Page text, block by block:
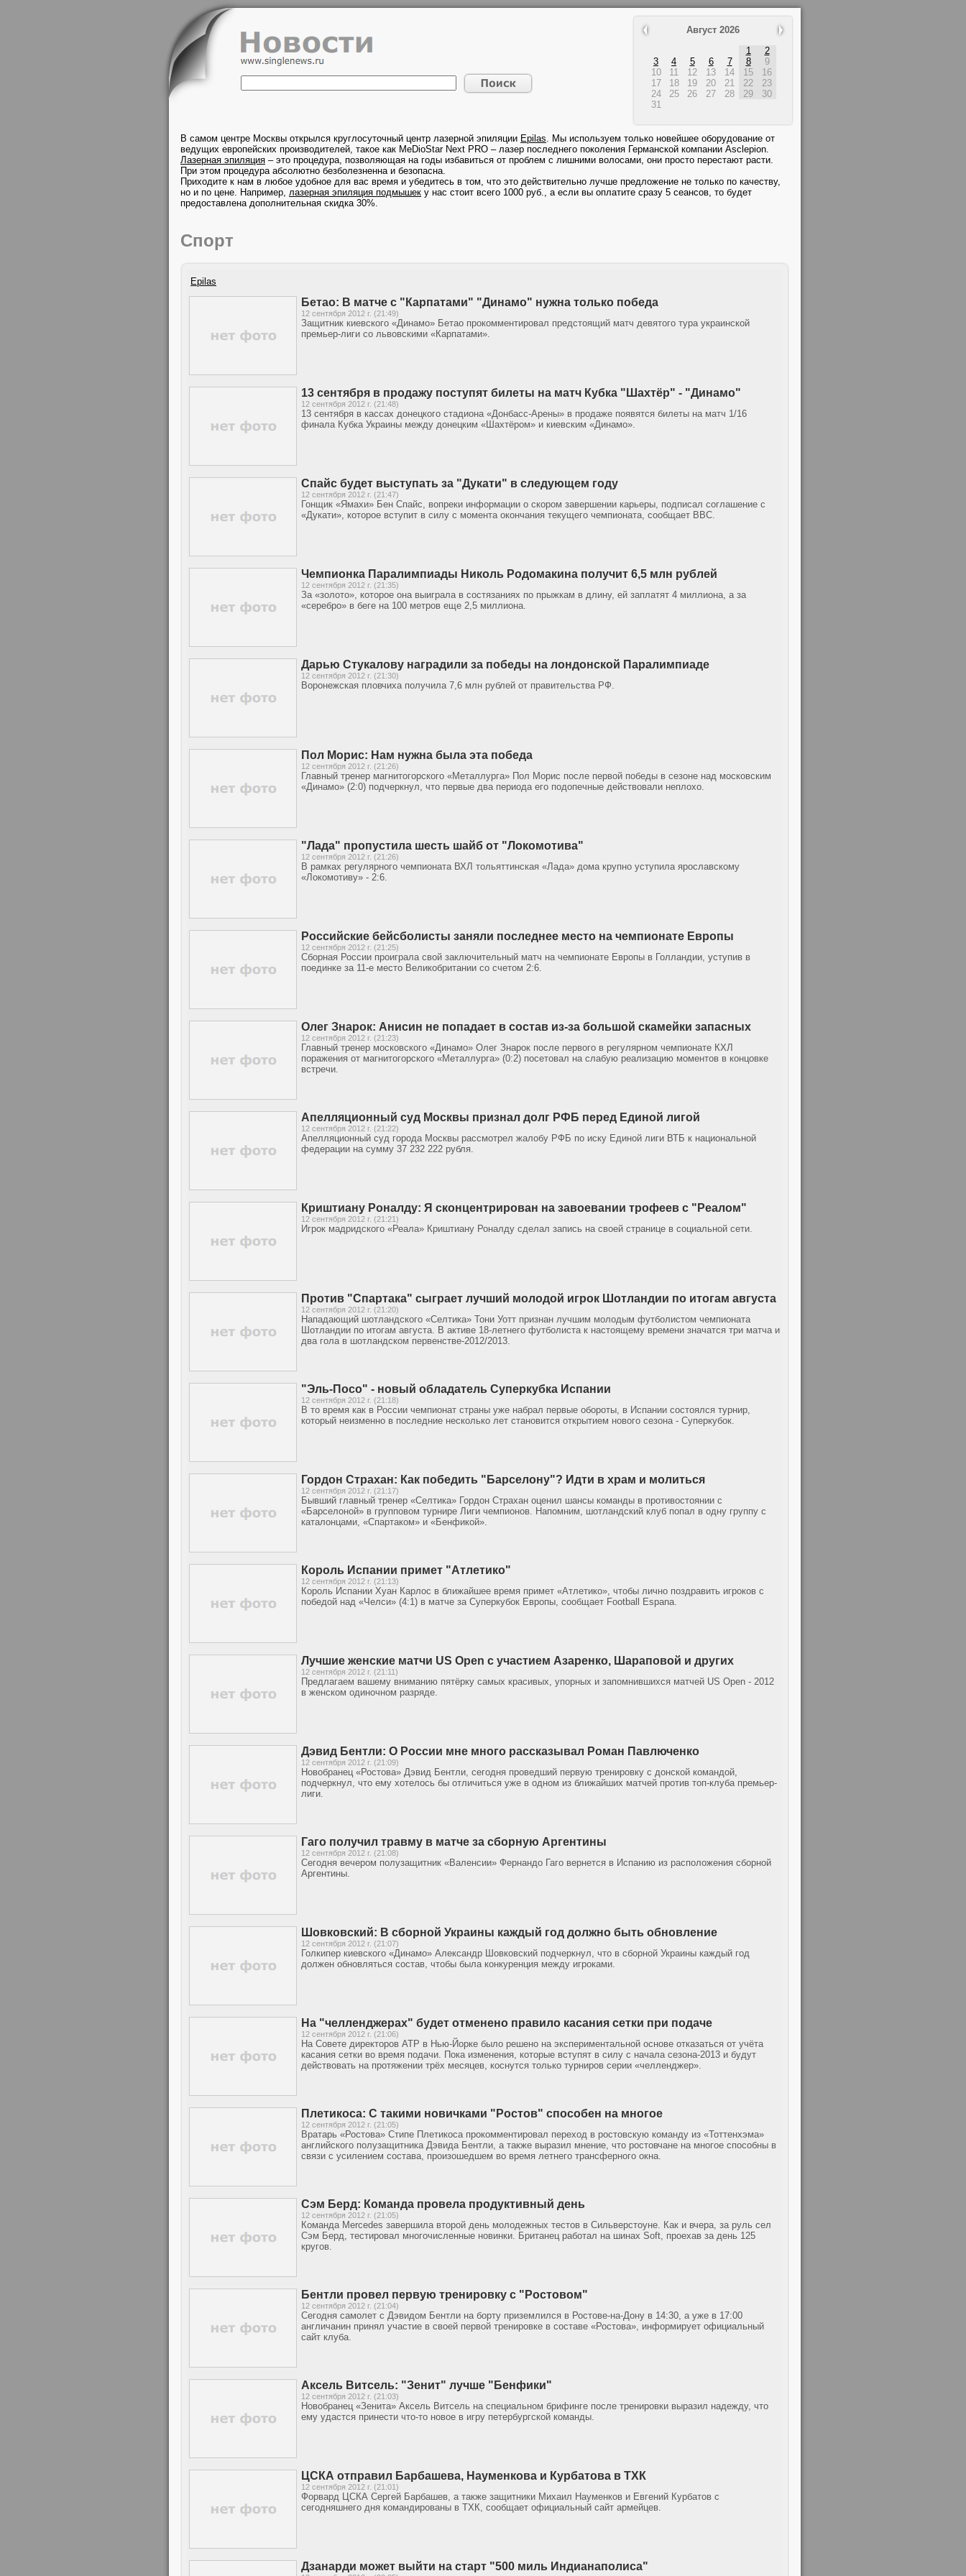
Август 2026
1
2
3
4 5 6 7 8
9
10
11 12 13 14 15
16
17
18 19 20 21 22
23
24
25 26 27 28 29
30
31
В самом центре Москвы открылся круглосуточный центр лазерной эпиляции Epilas. Мы используем только новейшее оборудование от
ведущих европейских производителей, такое как MeDioStar Next PRO – лазер последнего поколения Германской компании Asclepion.
Лазерная эпиляция – это процедура, позволяющая на годы избавиться от проблем с лишними волосами, они просто перестают расти.
При этом процедура абсолютно безболезненна и безопасна.
Приходите к нам в любое удобное для вас время и убедитесь в том, что это действительно лучше предложение не только по качеству,
но и по цене. Например, лазерная эпиляция подмышек у нас стоит всего 1000 руб., а если вы оплатите сразу 5 сеансов, то будет
предоставлена дополнительная скидка 30%.
Спорт
Epilas
Бетао: В матче с "Карпатами" "Динамо" нужна только победа
12 сентября 2012 г. (21:49)
Защитник киевского «Динамо» Бетао прокомментировал предстоящий матч девятого тура украинской
премьер-лиги со львовскими «Карпатами».
13 сентября в продажу поступят билеты на матч Кубка "Шахтёр" - "Динамо"
12 сентября 2012 г. (21:48)
13 сентября в кассах донецкого стадиона «Донбасс-Арены» в продаже появятся билеты на матч 1/16
финала Кубка Украины между донецким «Шахтёром» и киевским «Динамо».
Спайс будет выступать за "Дукати" в следующем году
12 сентября 2012 г. (21:47)
Гонщик «Ямахи» Бен Спайс, вопреки информации о скором завершении карьеры, подписал соглашение с
«Дукати», которое вступит в силу с момента окончания текущего чемпионата, сообщает ВВС.
Чемпионка Паралимпиады Николь Родомакина получит 6,5 млн рублей
12 сентября 2012 г. (21:35)
За «золото», которое она выиграла в состязаниях по прыжкам в длину, ей заплатят 4 миллиона, а за
«серебро» в беге на 100 метров еще 2,5 миллиона.
Дарью Стукалову наградили за победы на лондонской Паралимпиаде
12 сентября 2012 г. (21:30)
Воронежская пловчиха получила 7,6 млн рублей от правительства РФ.
Пол Морис: Нам нужна была эта победа
12 сентября 2012 г. (21:26)
Главный тренер магнитогорского «Металлурга» Пол Морис после первой победы в сезоне над московским
«Динамо» (2:0) подчеркнул, что первые два периода его подопечные действовали неплохо.
"Лада" пропустила шесть шайб от "Локомотива"
12 сентября 2012 г. (21:26)
В рамках регулярного чемпионата ВХЛ тольяттинская «Лада» дома крупно уступила ярославскому
«Локомотиву» - 2:6.
Российские бейсболисты заняли последнее место на чемпионате Европы
12 сентября 2012 г. (21:25)
Сборная России проиграла свой заключительный матч на чемпионате Европы в Голландии, уступив в
поединке за 11-е место Великобритании со счетом 2:6.
Олег Знарок: Анисин не попадает в состав из-за большой скамейки запасных
12 сентября 2012 г. (21:23)
Главный тренер московского «Динамо» Олег Знарок после первого в регулярном чемпионате КХЛ
поражения от магнитогорского «Металлурга» (0:2) посетовал на слабую реализацию моментов в концовке
встречи.
Апелляционный суд Москвы признал долг РФБ перед Единой лигой
12 сентября 2012 г. (21:22)
Апелляционный суд города Москвы рассмотрел жалобу РФБ по иску Единой лиги ВТБ к национальной
федерации на сумму 37 232 222 рубля.
Криштиану Роналду: Я сконцентрирован на завоевании трофеев с "Реалом"
12 сентября 2012 г. (21:21)
Игрок мадридского «Реала» Криштиану Роналду сделал запись на своей странице в социальной сети.
Против "Спартака" сыграет лучший молодой игрок Шотландии по итогам августа
12 сентября 2012 г. (21:20)
Нападающий шотландского «Селтика» Тони Уотт признан лучшим молодым футболистом чемпионата
Шотландии по итогам августа. В активе 18-летнего футболиста к настоящему времени значатся три матча и
два гола в шотландском первенстве-2012/2013.
"Эль-Посо" - новый обладатель Суперкубка Испании
12 сентября 2012 г. (21:18)
В то время как в России чемпионат страны уже набрал первые обороты, в Испании состоялся турнир,
который неизменно в последние несколько лет становится открытием нового сезона - Суперкубок.
Гордон Страхан: Как победить "Барселону"? Идти в храм и молиться
12 сентября 2012 г. (21:17)
Бывший главный тренер «Селтика» Гордон Страхан оценил шансы команды в противостоянии с
«Барселоной» в групповом турнире Лиги чемпионов. Напомним, шотландский клуб попал в одну группу с
каталонцами, «Спартаком» и «Бенфикой».
Король Испании примет "Атлетико"
12 сентября 2012 г. (21:13)
Король Испании Хуан Карлос в ближайшее время примет «Атлетико», чтобы лично поздравить игроков с
победой над «Челси» (4:1) в матче за Суперкубок Европы, сообщает Football Espana.
Лучшие женские матчи US Open с участием Азаренко, Шараповой и других
12 сентября 2012 г. (21:11)
Предлагаем вашему вниманию пятёрку самых красивых, упорных и запомнившихся матчей US Open - 2012
в женском одиночном разряде.
Дэвид Бентли: О России мне много рассказывал Роман Павлюченко
12 сентября 2012 г. (21:09)
Новобранец «Ростова» Дэвид Бентли, сегодня проведший первую тренировку с донской командой,
подчеркнул, что ему хотелось бы отличиться уже в одном из ближайших матчей против топ-клуба премьер-
лиги.
Гаго получил травму в матче за сборную Аргентины
12 сентября 2012 г. (21:08)
Сегодня вечером полузащитник «Валенсии» Фернандо Гаго вернется в Испанию из расположения сборной
Аргентины.
Шовковский: В сборной Украины каждый год должно быть обновление
12 сентября 2012 г. (21:07)
Голкипер киевского «Динамо» Александр Шовковский подчеркнул, что в сборной Украины каждый год
должен обновляться состав, чтобы была конкуренция между игроками.
На "челленджерах" будет отменено правило касания сетки при подаче
12 сентября 2012 г. (21:06)
На Совете директоров ATP в Нью-Йорке было решено на экспериментальной основе отказаться от учёта
касания сетки во время подачи. Пока изменения, которые вступят в силу с начала сезона-2013 и будут
действовать на протяжении трёх месяцев, коснутся только турниров серии «челленджер».
Плетикоса: С такими новичками "Ростов" способен на многое
12 сентября 2012 г. (21:05)
Вратарь «Ростова» Стипе Плетикоса прокомментировал переход в ростовскую команду из «Тоттенхэма»
английского полузащитника Дэвида Бентли, а также выразил мнение, что ростовчане на многое способны в
связи с усилением состава, произошедшем во время летнего трансферного окна.
Сэм Берд: Команда провела продуктивный день
12 сентября 2012 г. (21:05)
Команда Mercedes завершила второй день молодежных тестов в Сильверстоуне. Как и вчера, за руль сел
Сэм Берд, тестировал многочисленные новинки. Британец работал на шинах Soft, проехав за день 125
кругов.
Бентли провел первую тренировку с "Ростовом"
12 сентября 2012 г. (21:04)
Сегодня самолет с Дэвидом Бентли на борту приземлился в Ростове-на-Дону в 14:30, а уже в 17:00
англичанин принял участие в своей первой тренировке в составе «Ростова», информирует официальный
сайт клуба.
Аксель Витсель: "Зенит" лучше "Бенфики"
12 сентября 2012 г. (21:03)
Новобранец «Зенита» Аксель Витсель на специальном брифинге после тренировки выразил надежду, что
ему удастся принести что-то новое в игру петербургской команды.
ЦСКА отправил Барбашева, Науменкова и Курбатова в ТХК
12 сентября 2012 г. (21:01)
Форвард ЦСКА Сергей Барбашев, а также защитники Михаил Науменков и Евгений Курбатов с
сегодняшнего дня командированы в ТХК, сообщает официальный сайт армейцев.
Дзанарди может выйти на старт "500 миль Индианаполиса"